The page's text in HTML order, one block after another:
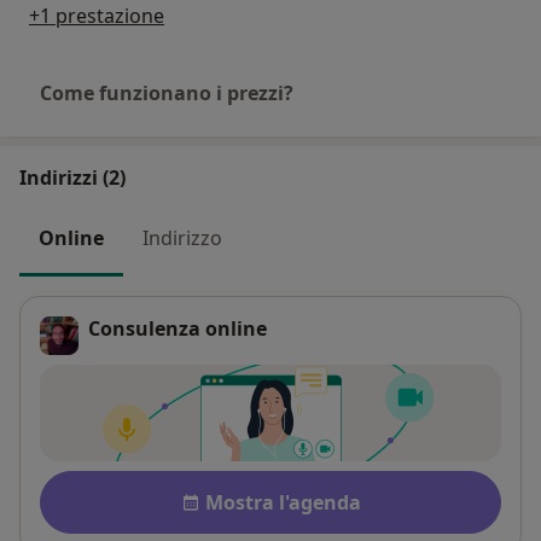
+1 prestazione
Come funzionano i prezzi?
Indirizzi (2)
Online Indirizzo
Consulenza online
Pagamento dopo la
Disponibilità
Mostra l'agenda